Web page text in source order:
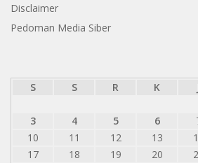
Disclaimer
Pedoman Media Siber
S
S R K
3
4 5 6
10
11 12 13
17
18 19 20